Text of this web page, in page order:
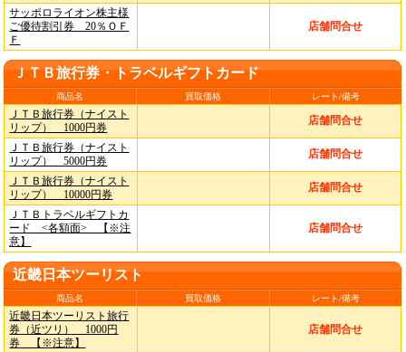
サッポロライオン株主様
ご優待割引券 20％ＯＦ
Ｆ
店舗問合せ
ＪＴＢ旅行券・トラベルギフトカード
商品名 買取価格 レート/備考
ＪＴＢ旅行券（ナイスト
リップ） 1000円券
店舗問合せ
ＪＴＢ旅行券（ナイスト
リップ） 5000円券
店舗問合せ
ＪＴＢ旅行券（ナイスト
リップ） 10000円券
店舗問合せ
ＪＴＢトラベルギフトカ
ード <各額面> 【※注
意】
店舗問合せ
近畿日本ツーリスト
商品名 買取価格 レート/備考
近畿日本ツーリスト旅行
券（近ツリ） 1000円
券 【※注意】
店舗問合せ